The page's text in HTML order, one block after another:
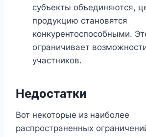
субъекты объединяются,
продукцию становятся
конкурентоспособными.
ограничивает
участников.
Недостатки
Вот некоторые из наиболее
распространенных